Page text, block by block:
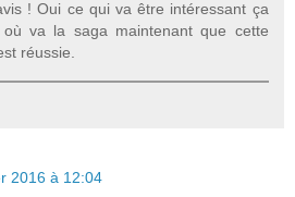
! Oui ce qui va être intéressant ça
va la saga maintenant que cette
réussie.
2016 à 12:04